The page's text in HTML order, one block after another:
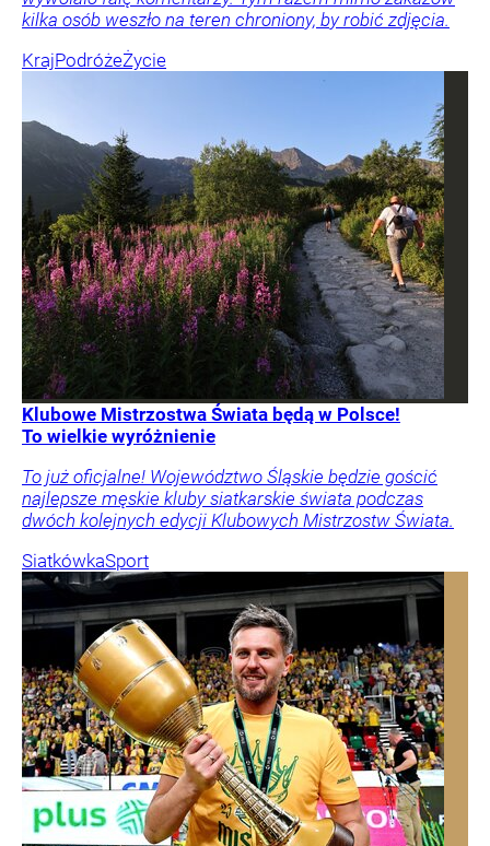
kilka osób weszło na teren chroniony, by robić zdjęcia.
KrajPodróżeŻycie
Klubowe Mistrzostwa Świata będą w Polsce!
To wielkie wyróżnienie
To już oficjalne! Województwo Śląskie będzie gościć
najlepsze męskie kluby siatkarskie świata podczas
dwóch kolejnych edycji Klubowych Mistrzostw Świata.
SiatkówkaSport